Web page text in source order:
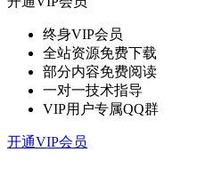
终身VIP会员
全站资源免费下载
部分内容免费阅读
一对一技术指导
VIP用户专属QQ群
开通VIP会员